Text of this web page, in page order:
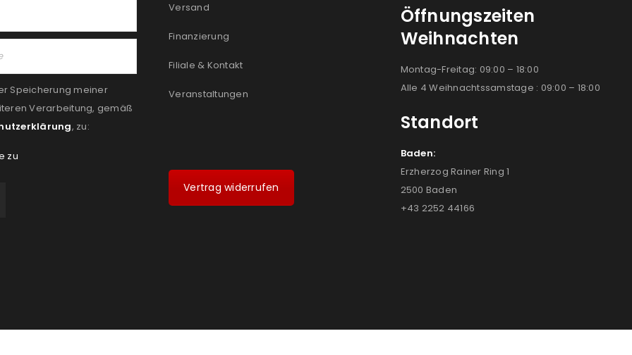
Speicherung meiner
Verarbeitung, gemäß
, zu:
zu
Versand
Finanzierung
Filiale & Kontakt
Veranstaltungen
Vertrag widerrufen
Öffnungszeiten
Weihnachten
Montag-Freitag: 09:00 – 18:00
Alle 4 Weihnachtssamstage : 09:00 – 18:00
Standort
Baden:
Erzherzog Rainer Ring 1
2500 Baden
+43 2252 44166